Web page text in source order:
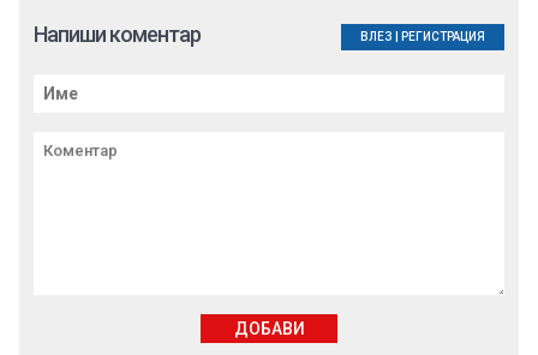
Напиши коментар ВЛЕЗ РЕГИСТРАЦИЯ
ДОБАВИ